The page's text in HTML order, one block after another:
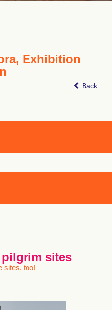
Exhibition
Back
pilgrim sites
sites, too!